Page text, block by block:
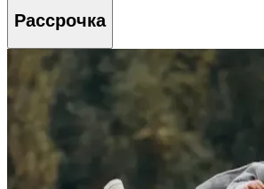
Рассрочка